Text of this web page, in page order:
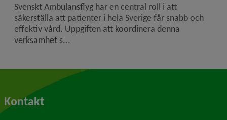
Svenskt Ambulansflyg har en central roll i att
säkerställa att patienter i hela Sverige får snabb och
effektiv vård. Uppgiften att koordinera denna
verksamhet s...
Kontakt